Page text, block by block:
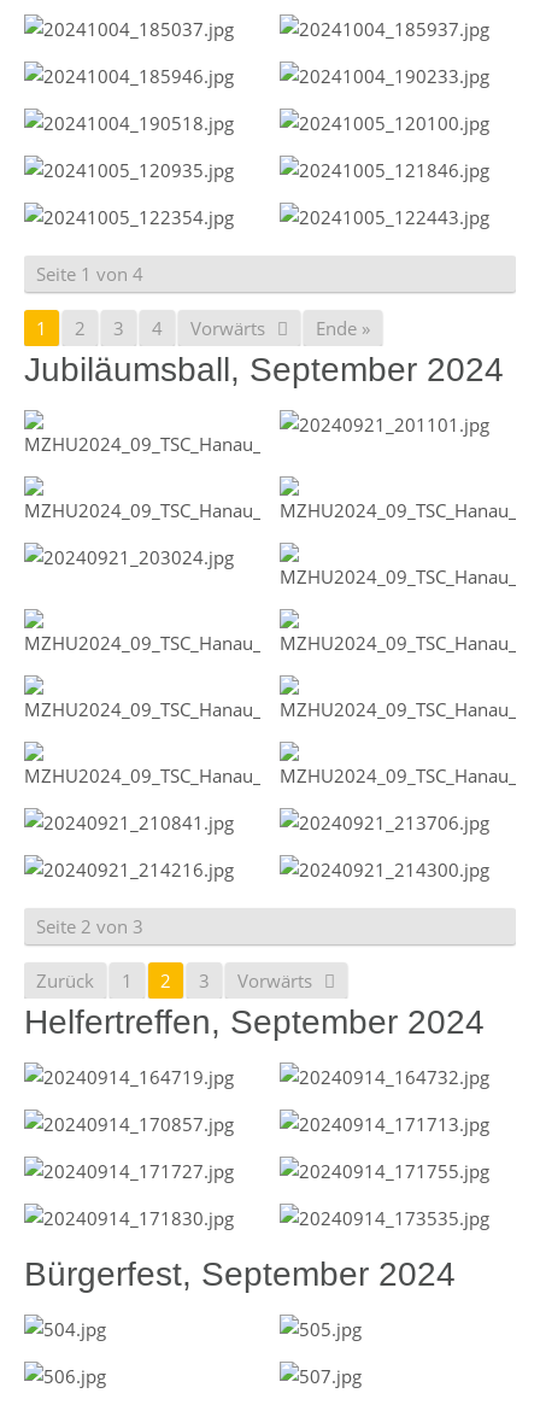
Seite 1 von 4
1 2 3 4 Vorwärts Ende »
Jubiläumsball, September 2024
Seite 2 von 3
Zurück 1 2 3 Vorwärts
Helfertreffen, September 2024
Bürgerfest, September 2024